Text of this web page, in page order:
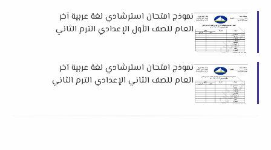
نموذج امتحان استرشادي لغة عربية آخر
العام للصف الأول الإعدادي الترم الثاني
نموذج امتحان استرشادي لغة عربية آخر
العام للصف الثاني الإعدادي الترم الثاني